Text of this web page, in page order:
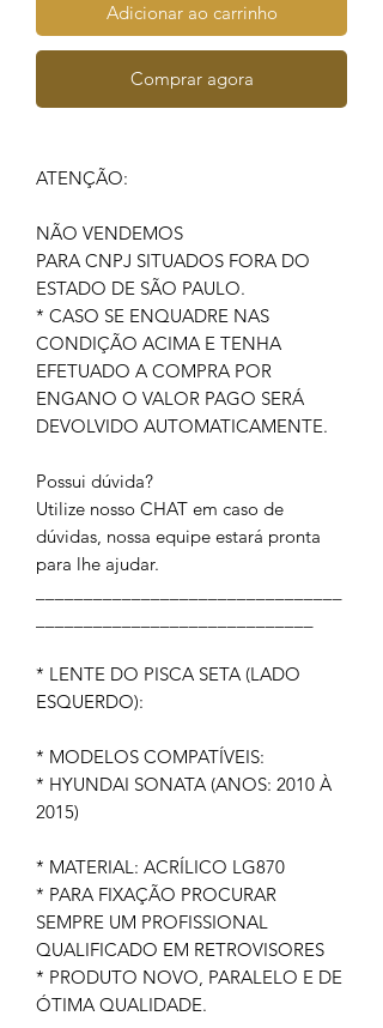
Adicionar ao carrinho
Comprar agora
ATENÇÃO:
NÃO VENDEMOS
PARA CNPJ SITUADOS FORA DO
ESTADO DE SÃO PAULO.
* CASO SE ENQUADRE NAS
CONDIÇÃO ACIMA E TENHA
EFETUADO A COMPRA POR
ENGANO O VALOR PAGO SERÁ
DEVOLVIDO AUTOMATICAMENTE.
Possui dúvida?
Utilize nosso CHAT em caso de
dúvidas, nossa equipe estará pronta
para lhe ajudar.
* LENTE DO PISCA SETA (LADO
ESQUERDO):
* MODELOS COMPATÍVEIS:
* HYUNDAI SONATA (ANOS: 2010 À
2015)
* MATERIAL: ACRÍLICO LG870
* PARA FIXAÇÃO PROCURAR
SEMPRE UM PROFISSIONAL
QUALIFICADO EM RETROVISORES
* PRODUTO NOVO, PARALELO E DE
ÓTIMA QUALIDADE.